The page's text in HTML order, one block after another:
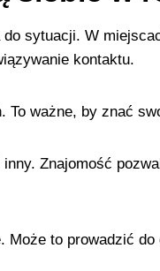
sytuacji. W
kontaktu.
ważne, by znać
Znajomość
to prowadzić